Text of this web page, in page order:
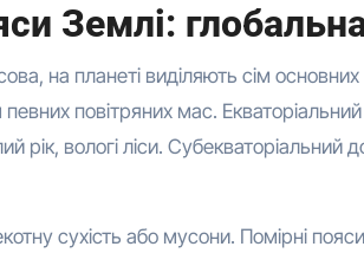
Землі:
на планеті виділяють сім
повітряних мас.
рік, вологі ліси. Субекваторіальний
сухість або мусони. Помірні